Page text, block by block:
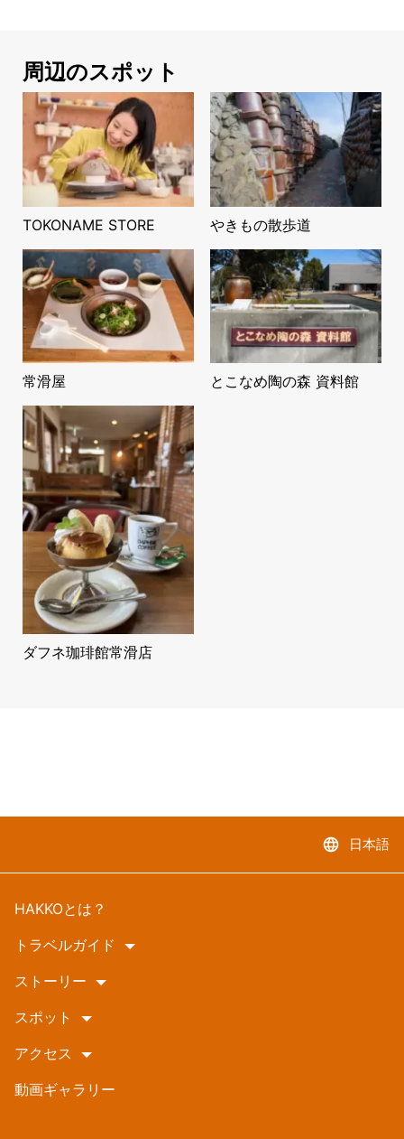
周辺のスポット
TOKONAME STORE やきもの散歩道
常滑屋 とこなめ陶の森 資料館
ダフネ珈琲館常滑店
language 日本語
HAKKOとは？
トラベルガイド
ストーリー
スポット
アクセス
動画ギャラリー